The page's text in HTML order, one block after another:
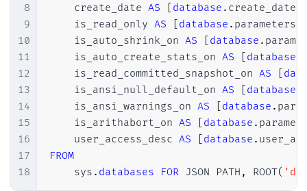
8
9
10
11
12
13
14
15
16
17
18
    create_date
AS [database . create_date
    is_read_only
AS [database . parameters
    is_auto_shrink_on
AS [database .
    is_auto_create_stats_on
AS [database
    is_read_committed_snapshot_on
AS [
    is_ansi_null_default_on
AS [database
    is_ansi_warnings_on
AS [database .
    is_arithabort_on
AS [database .
    user_access_desc
AS [database .
FROM
    sys
. databases FOR JSON PATH , ROOT(